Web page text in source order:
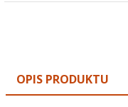
OPIS PRODUKTU